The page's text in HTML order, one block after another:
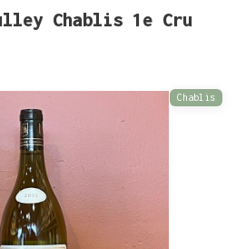
Chablis 1e Cru
Chablis